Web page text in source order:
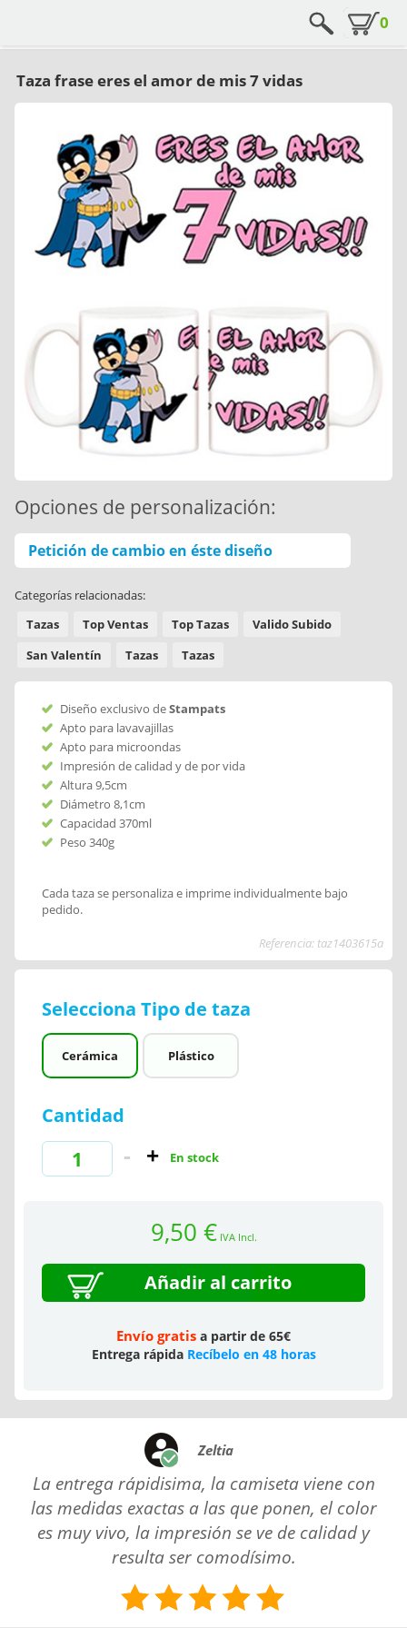
0
Taza frase eres el amor de mis 7 vidas
Opciones de personalización:
Petición de cambio en éste diseño
Categorías relacionadas:
Tazas
Top Ventas Top Tazas
Valido Subido
San Valentín
Tazas Tazas
Diseño exclusivo deStampats
Apto para lavavajillas
Apto para microondas
Impresión de calidad y de por vida
Altura 9,5cm
Diámetro 8,1cm
Capacidad 370ml
Peso 340g
Cada taza se personaliza e imprime individualmente bajo
pedido.
Referencia: taz1403615a
Selecciona Tipo de taza
Cerámica Plástico
Cantidad
En stock
9,50 €IVA Incl.
Añadir al carrito
Envío gratis a partir de 65€
Entrega rápida Recíbelo en 48 horas
Zeltia
La entrega rápidisima, la camiseta viene con
las medidas exactas a las que ponen, el color
es muy vivo, la impresión se ve de calidad y
resulta ser comodísimo.